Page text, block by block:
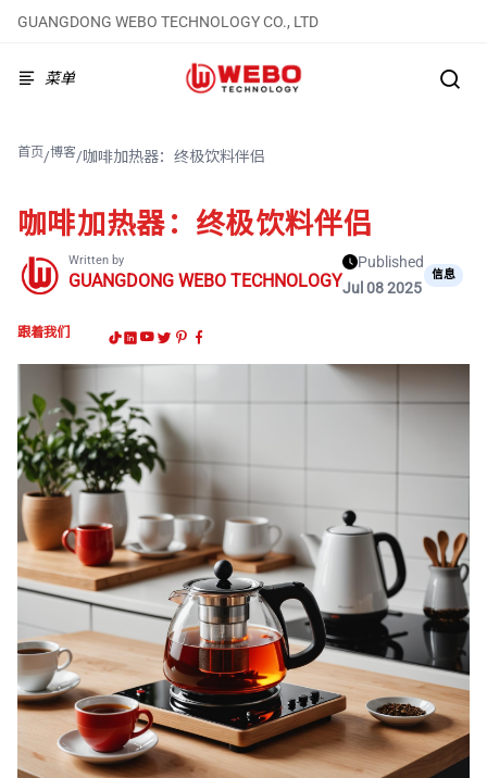
GUANGDONG WEBO TECHNOLOGY CO., LTD
菜单
首页/博客/咖啡加热器：终极饮料伴侣
咖啡加热器：终极饮料伴侣
Written by
GUANGDONG WEBO TECHNOLOGY
Published
Jul 08 2025
信息
跟着我们